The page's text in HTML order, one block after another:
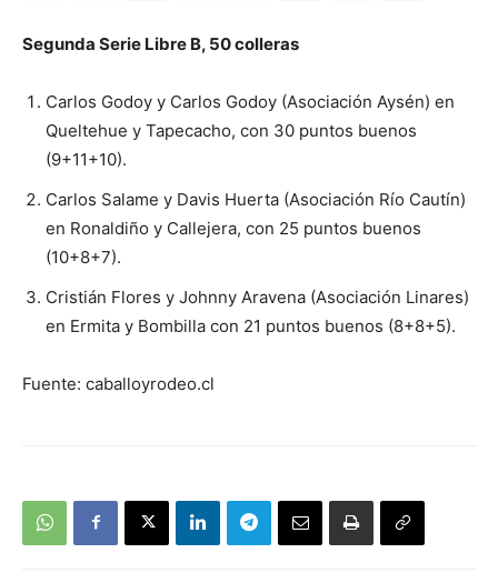
Segunda Serie Libre B, 50 colleras
Carlos Godoy y Carlos Godoy (Asociación Aysén) en
Queltehue y Tapecacho, con 30 puntos buenos
(9+11+10).
Carlos Salame y Davis Huerta (Asociación Río Cautín)
en Ronaldiño y Callejera, con 25 puntos buenos
(10+8+7).
Cristián Flores y Johnny Aravena (Asociación Linares)
en Ermita y Bombilla con 21 puntos buenos (8+8+5).
Fuente: caballoyrodeo.cl